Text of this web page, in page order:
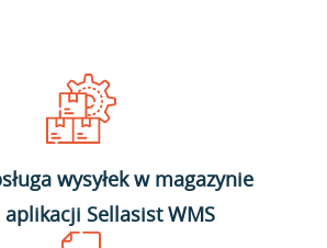
wysyłek w magazynie
aplikacji Sellasist WMS